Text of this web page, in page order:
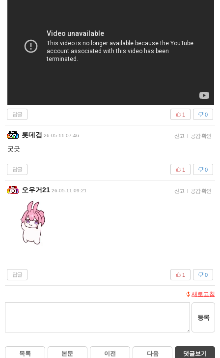
답글 0
1
롯데검 26-05-11 07:46 신고 공감 확인
굿굿
답글 0
1
오우거21 26-05-11 09:21 신고 공감 확인
답글 0
1
새로고침
등록
목록 본문 이전 다음 댓글보기